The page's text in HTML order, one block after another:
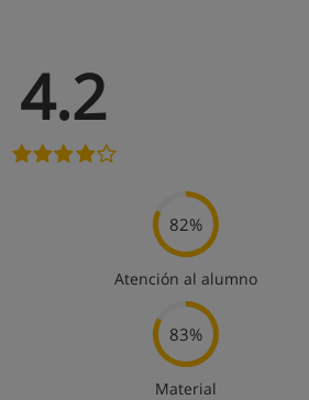
4.2
82%
Atención al alumno
83%
Material